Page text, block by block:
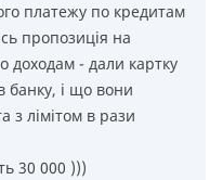
платежу по кредитам
пропозицiя на
доходам - дали картку
банку, i що вони
з лiмiтом в рази
30 000 )))